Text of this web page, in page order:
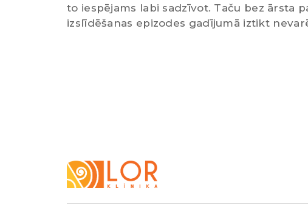
to iespējams labi sadzīvot. Taču bez ārsta
izslīdēšanas epizodes gadījumā iztikt
Klīnika